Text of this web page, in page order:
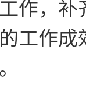
作，
工作